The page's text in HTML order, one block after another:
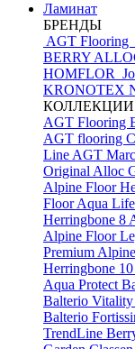
Ламинат
БРЕНДЫ
AGT Flooring
BERRY
HOMFLOR
KRONOTEX
КОЛЛЕКЦИИ
AGT Flooring
AGT flooring
Line AGT
Original Alloc
Alpine Floor
Floor Aqua
Herringbone 8
Alpine Floor
Premium
Herringbone 10
Aqua Protect
Balterio
Balterio
TrendLine